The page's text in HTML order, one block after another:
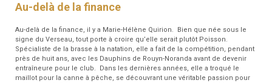
Au-delà de la finance
Au-delà de la finance, il y a Marie-Hélène Quirion. Bien que née sous le
signe du Verseau, tout porte à croire qu’elle serait plutôt Poisson.
Spécialiste de la brasse à la natation, elle a fait de la compétition, pendant
près de huit ans, avec les Dauphins de Rouyn-Noranda avant de devenir
entraîneure pour le club. Dans les dernières années, elle a troqué le
maillot pour la canne à pêche, se découvrant une véritable passion pour